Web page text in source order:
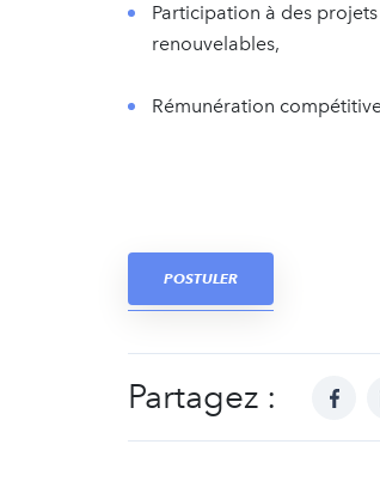
Participation à des
renouvelables,
Rémunération
POSTULER
Partagez :